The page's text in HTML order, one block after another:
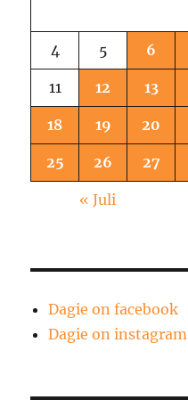
4 5 6
11 12 13
18 19 20
25 26 27
« Juli
Dagie on facebook
Dagie on instagram